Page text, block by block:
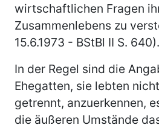
wirtschaftlichen Fragen
Zusammenlebens zu
15.6.1973 - BStBl II S. 640).
In der Regel sind die
Ehegatten, sie lebten
getrennt, anzuerkennen,
die äußeren Umstände